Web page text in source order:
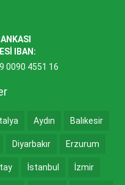
IBAN:
0090 4551 16
Aydın Balıkesir
Diyarbakır Erzurum
İstanbul İzmir